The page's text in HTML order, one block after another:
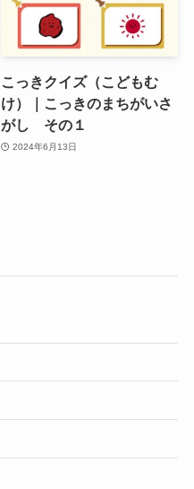
こっきクイズ（こどもむ
け）｜こっきのまちがいさ
がし その１
2024年6月13日